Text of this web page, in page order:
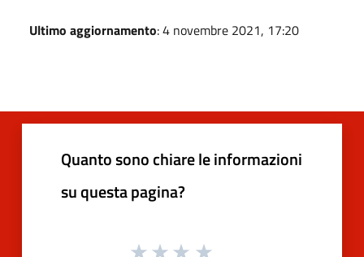
Ultimo aggiornamento: 4 novembre 2021, 17:20
Quanto sono chiare le informazioni
su questa pagina?